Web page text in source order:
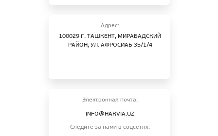
Адрес:
100029 Г. ТАШКЕНТ, МИРАБАДСКИЙ
РАЙОН, УЛ. АФРОСИАБ 35/1/4
Электронная почта:
INFO@HARVIA.UZ
Следите за нами в соцсетях: